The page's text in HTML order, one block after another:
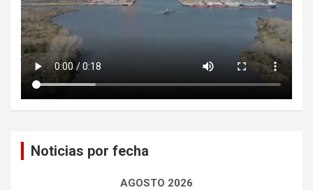
Noticias por fecha
AGOSTO 2026